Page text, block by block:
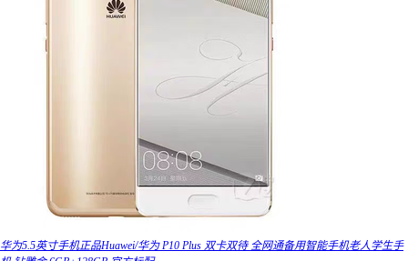
华为5.5英寸手机正品Huawei/华为 P10 Plus 双卡双待 全网通备用智能手机老人学生手